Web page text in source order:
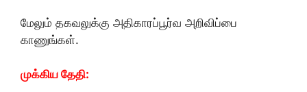
மேலும் தகவலுக்கு அதிகாரப்பூர்வ அறிவிப்பை
காணுங்கள்.
முக்கிய தேதி: